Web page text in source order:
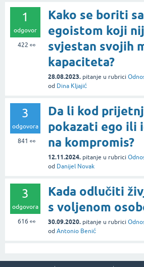
1
odgovor
422 👀
Kako se boriti sa
egoistom koji
svjestan svojih
kapaciteta?
28.08.2023. pitanje u rubrici
od Dina Kljajić
3
odgovora
841 👀
Da li kod
pokazati ego ili
na kompromis?
12.11.2024. pitanje u rubrici
od Danijel Novak
3
odgovora
616 👀
Kada odlučiti
s voljenom
30.09.2020. pitanje u rubrici
od Antonio Benić